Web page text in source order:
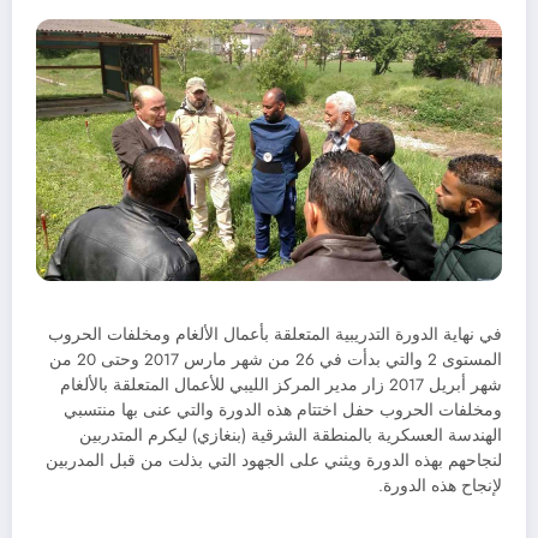
في نهاية الدورة التدريبية المتعلقة بأعمال الألغام ومخلفات الحروب
المستوى 2 والتي بدأت في 26 من شهر مارس 2017 وحتى 20 من
شهر أبريل 2017 زار مدير المركز الليبي للأعمال المتعلقة بالألغام
ومخلفات الحروب حفل اختتام هذه الدورة والتي عنى بها منتسبي
الهندسة العسكرية بالمنطقة الشرقية (بنغازي) ليكرم المتدربين
لنجاحهم بهذه الدورة ويثني على الجهود التي بذلت من قبل المدربين
لإنجاح هذه الدورة.